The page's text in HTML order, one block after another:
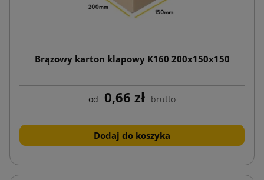
Brązowy karton klapowy K160 200x150x150
od 0,66 zł brutto
Dodaj do koszyka